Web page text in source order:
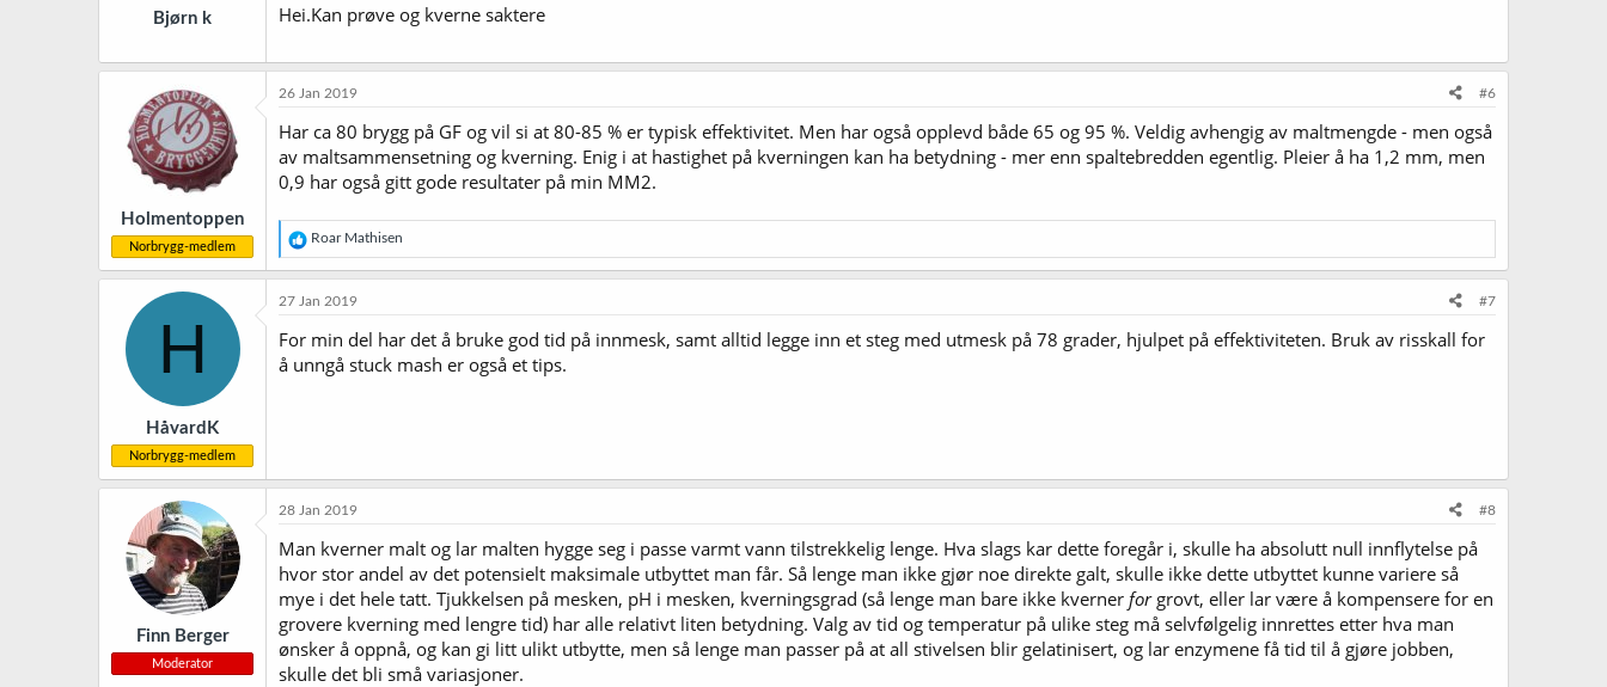
Bjørn k Hei.Kan prøve og kverne saktere
Holmentoppen
Norbrygg-medlem
26 Jan 2019 #6
Har ca 80 brygg på GF og vil si at 80-85 % er typisk effektivitet. Men har også opplevd både 65 og 95 %. Veldig avhengig av maltmengde - men også
av maltsammensetning og kverning. Enig i at hastighet på kverningen kan ha betydning - mer enn spaltebredden egentlig. Pleier å ha 1,2 mm, men
0,9 har også gitt gode resultater på min MM2.
R
e
a
o
n
Roar Mathisen
H
HåvardK
Norbrygg-medlem
27 Jan 2019 #7
For min del har det å bruke god tid på innmesk, samt alltid legge inn et steg med utmesk på 78 grader, hjulpet på effektiviteten. Bruk av risskall for
å unngå stuck mash er også et tips.
Finn Berger
Moderator
28 Jan 2019 #8
Man kverner malt og lar malten hygge seg i passe varmt vann tilstrekkelig lenge. Hva slags kar dette foregår i, skulle ha absolutt null innflytelse på
hvor stor andel av det potensielt maksimale utbyttet man får. Så lenge man ikke gjør noe direkte galt, skulle ikke dette utbyttet kunne variere så
mye i det hele tatt. Tjukkelsen på mesken, pH i mesken, kverningsgrad (så lenge man bare ikke kverner for grovt, eller lar være å kompensere for en
grovere kverning med lengre tid) har alle relativt liten betydning. Valg av tid og temperatur på ulike steg må selvfølgelig innrettes etter hva man
ønsker å oppnå, og kan gi litt ulikt utbytte, men så lenge man passer på at all stivelsen blir gelatinisert, og lar enzymene få tid til å gjøre jobben,
skulle det bli små variasjoner.